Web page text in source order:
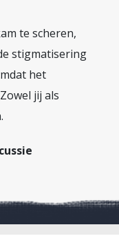
te scheren,
stigmatisering
het
jij als